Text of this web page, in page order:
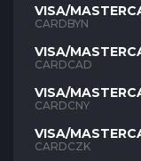
VISA/
BYN
CARDBYN
VISA/
CAD
CARDCAD
VISA/
CNY
CARDCNY
VISA/
CZK
CARDCZK